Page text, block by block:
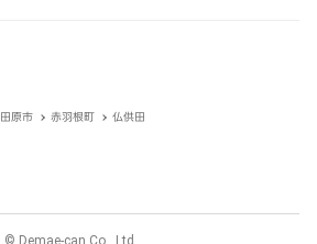
田原市 赤羽根町 仏供田
© Demae-can Co., Ltd.